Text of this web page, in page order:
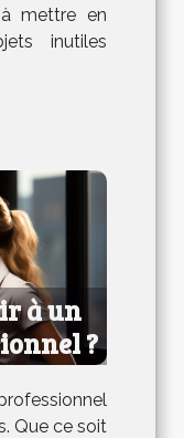
mettre en
inutiles
à un
?
Que ce soit